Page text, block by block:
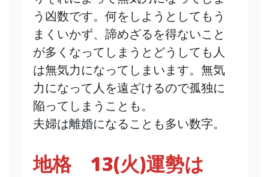
う凶数です。何をしようとしてもう
まくいかず、諦めざるを得ないこと
が多くなってしまうとどうしても人
は無気力になってしまいます。無気
力になって人を遠ざけるので孤独に
陥ってしまうことも。
夫婦は離婚になることも多い数字。
地格 13(火)運勢は